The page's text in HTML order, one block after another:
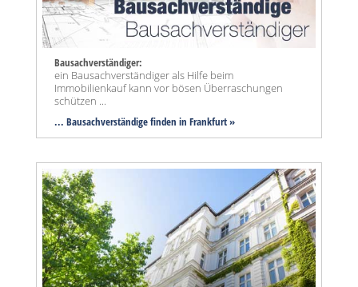
Bausachverständiger:
ein Bausachverständiger als Hilfe beim
Immobilienkauf kann vor bösen Überraschungen
schützen ...
... Bausachverständige finden in Frankfurt »